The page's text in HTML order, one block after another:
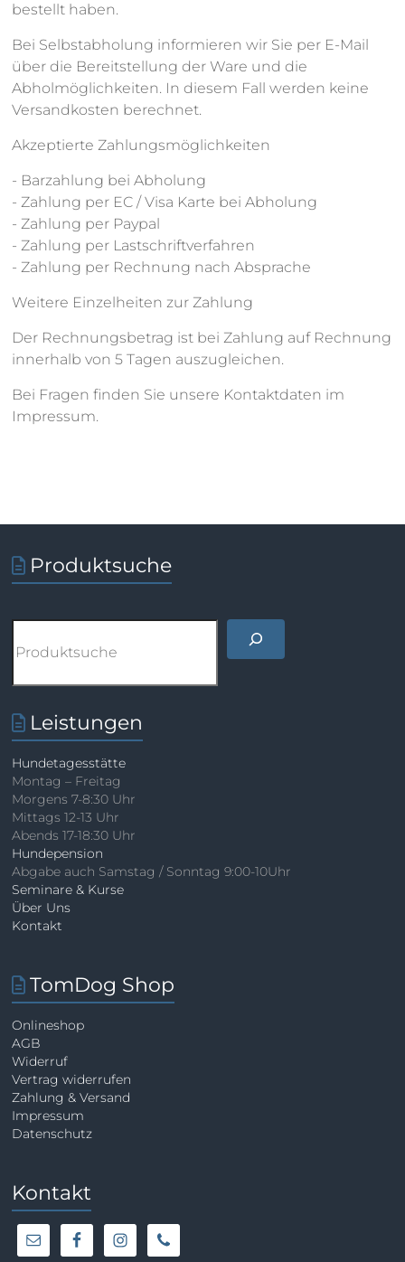
bestellt haben.
Bei Selbstabholung informieren wir Sie per E-Mail
über die Bereitstellung der Ware und die
Abholmöglichkeiten. In diesem Fall werden keine
Versandkosten berechnet.
Akzeptierte Zahlungsmöglichkeiten
- Barzahlung bei Abholung
- Zahlung per EC / Visa Karte bei Abholung
- Zahlung per Paypal
- Zahlung per Lastschriftverfahren
- Zahlung per Rechnung nach Absprache
Weitere Einzelheiten zur Zahlung
Der Rechnungsbetrag ist bei Zahlung auf Rechnung
innerhalb von 5 Tagen auszugleichen.
Bei Fragen finden Sie unsere Kontaktdaten im
Impressum.
Produktsuche
Leistungen
Hundetagesstätte
Montag – Freitag
Morgens 7-8:30 Uhr
Mittags 12-13 Uhr
Abends 17-18:30 Uhr
Hundepension
Abgabe auch Samstag / Sonntag 9:00-10Uhr
Seminare & Kurse
Über Uns
Kontakt
TomDog Shop
Onlineshop
AGB
Widerruf
Vertrag widerrufen
Zahlung & Versand
Impressum
Datenschutz
Kontakt